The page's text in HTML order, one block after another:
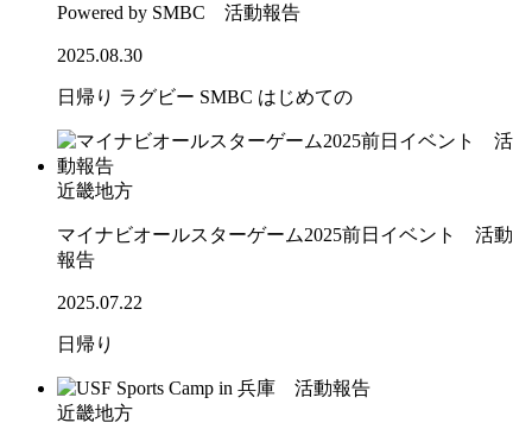
Powered by SMBC 活動報告
2025.08.30
日帰り ラグビー SMBC はじめての
近畿地方
マイナビオールスターゲーム2025前日イベント 活動
報告
2025.07.22
日帰り
近畿地方